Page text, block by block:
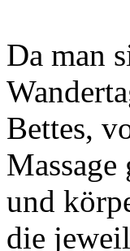
Da man
Bettes,
und
die